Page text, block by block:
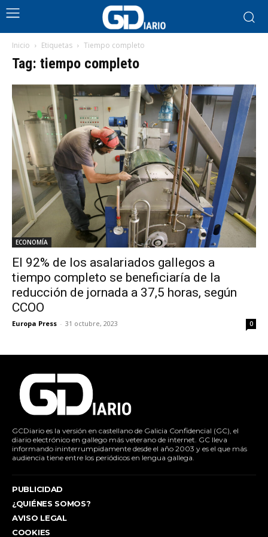
Inicio Etiquetas Tiempo completo
Tag: tiempo completo
ECONOMÍA
El 92% de los asalariados gallegos a
tiempo completo se beneficiaría de la
reducción de jornada a 37,5 horas, según
CCOO
Europa Press - 31 octubre, 2023 0
GCDiario es la versión en castellano de Galicia Confidencial (GC), el
diario electrónico en gallego más veterano de internet. GC lleva
informando ininterrumpidamente desde el año 2003 y es el que más
audiencia tiene entre los periódicos en lengua gallega.
PUBLICIDAD
¿QUIÉNES SOMOS?
AVISO LEGAL
COOKIES